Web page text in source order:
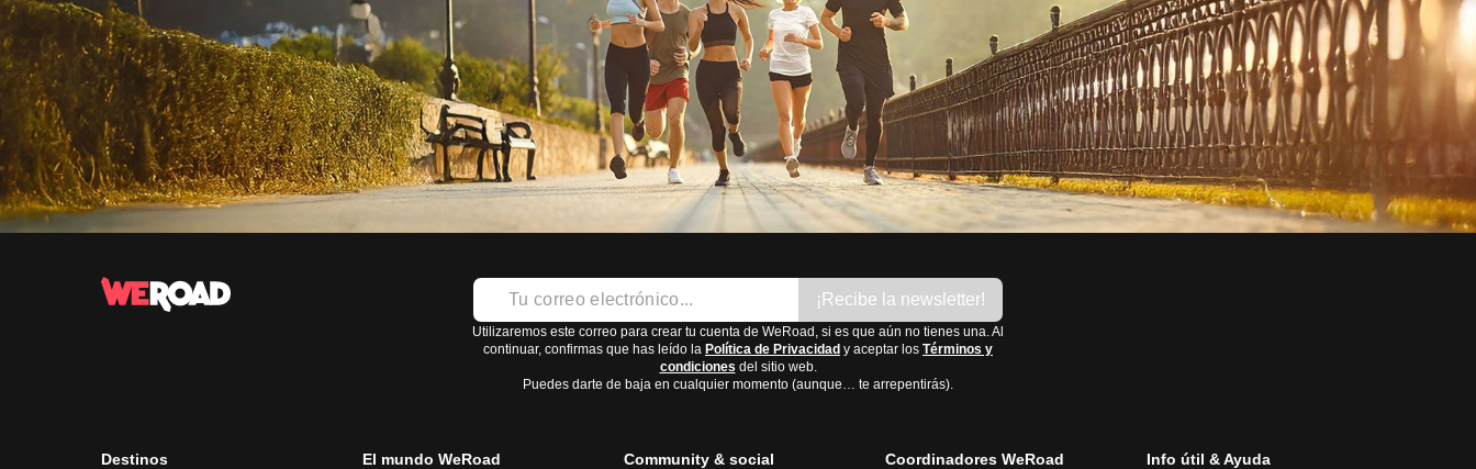
¡Recibe la newsletter!
Utilizaremos este correo para crear tu cuenta de WeRoad, si es que aún no tienes una. Al
continuar, confirmas que has leído la Política de Privacidad y aceptar los Términos y
condiciones del sitio web.
Puedes darte de baja en cualquier momento (aunque… te arrepentirás).
Destinos
El mundo WeRoad
Community & social
Coordinadores WeRoad
Info útil & Ayuda